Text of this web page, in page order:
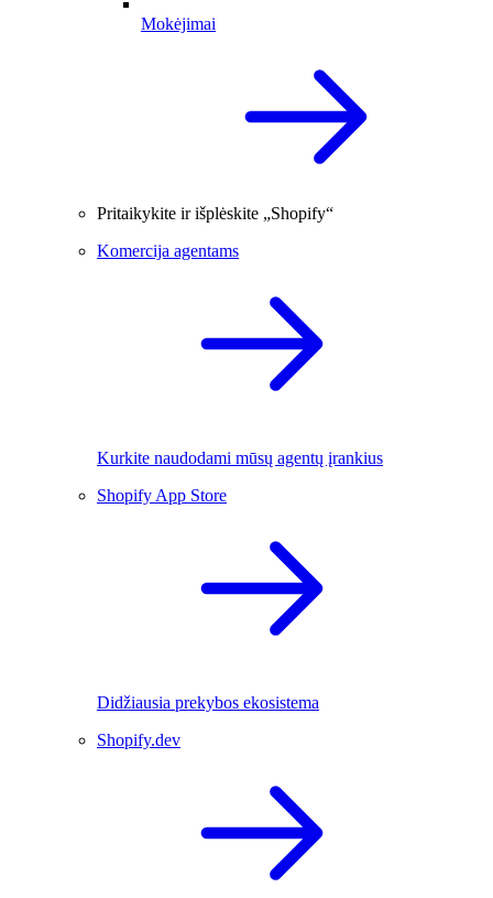
Mokėjimai
Pritaikykite ir išplėskite „Shopify“
Komercija agentams
Kurkite naudodami mūsų agentų įrankius
Shopify App Store
Didžiausia prekybos ekosistema
Shopify.dev